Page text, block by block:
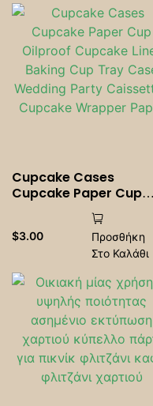
Cupcake Cases
Cupcake Paper Cup
Oilproof Cupcake Liner
Baking Cup Tray Case
Wedding Party
Caissettes Cupcake
Wrapper Paper
$3.00
Προσθήκη
Στο Καλάθι